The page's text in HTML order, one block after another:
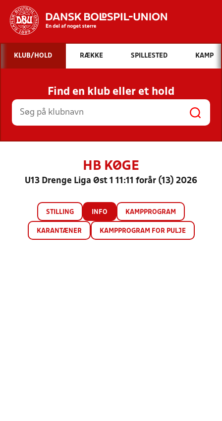
Hvad vil du søge efter?
INDHOLD OG NYHEDER
STILLINGER, RESULTATER, KLUBBER OG
HOLD
KLUB/HOLD RÆKKE SPILLESTED KAMP
Find en klub eller et hold
HB KØGE
U13 Drenge Liga Øst 1 11:11 forår (13) 2026
STILLING INFO KAMPPROGRAM
KARANTÆNER KAMPPROGRAM FOR PULJE